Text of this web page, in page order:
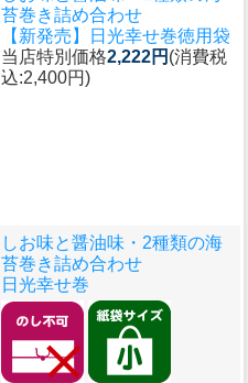
苔巻き詰め合わせ
【新発売】日光幸せ巻徳用袋
当店特別価格2,222円 (消費税
込:2,400円)
しお味と醤油味・2種類の海
苔巻き詰め合わせ
日光幸せ巻